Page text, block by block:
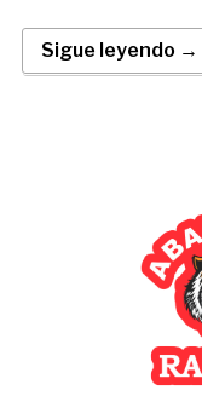
Sigue leyendo →